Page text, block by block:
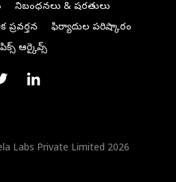
నిబంధనలు & షరతులు
ప్రవర్తన
ఫిర్యాదుల పరిష్కారం
ఆర్కైవ్స్
Labs Private Limited 2026